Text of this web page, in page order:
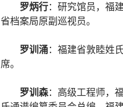
罗炳行：研究馆员，福
省档案局原副巡视员。
罗训涌：福建省敦睦姓
席。
罗训森：高级工程师，